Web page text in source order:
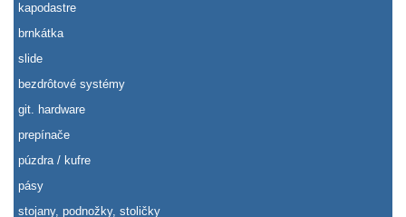
kapodastre
brnkátka
slide
bezdrôtové systémy
git. hardware
prepínače
púzdra / kufre
pásy
stojany, podnožky, stoličky